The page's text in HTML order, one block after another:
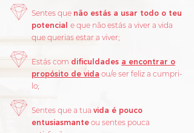
Sentes que não estás a usar todo o teu
potencial e que não estás a viver a vida
que querias estar a viver;
Estás com dificuldades a encontrar o
propósito de vida ou/e ser feliz a cumpri-
lo;
Sentes que a tua vida é pouco
entusiasmante ou sentes pouca